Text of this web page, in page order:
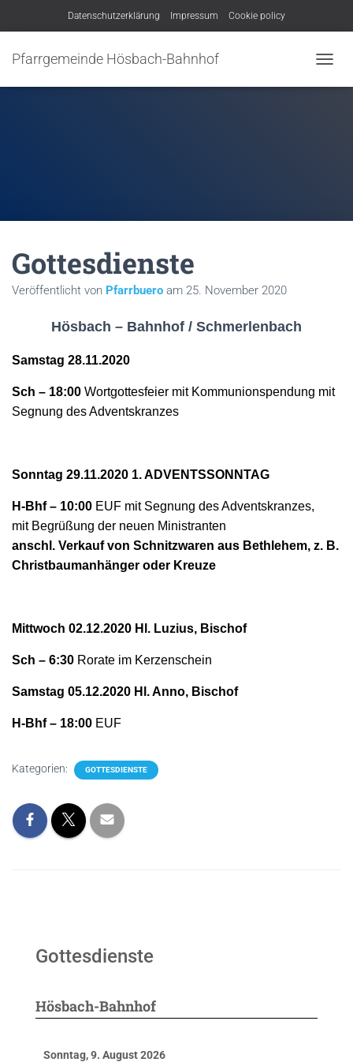
Datenschutzerklärung Impressum Cookie policy
Pfarrgemeinde Hösbach-Bahnhof
A
U
Gottesdienste
Veröffentlicht von Pfarrbuero am 25. November 2020
Hösbach – Bahnhof / Schmerlenbach
Samstag 28.11.2020
Sch – 18:00 Wortgottesfeier mit Kommunionspendung mit
Segnung des Adventskranzes
Sonntag 29.11.2020 1. ADVENTSSONNTAG
H-Bhf – 10:00 EUF mit Segnung des Adventskranzes,
mit Begrüßung der neuen Ministranten
anschl. Verkauf von Schnitzwaren aus Bethlehem, z. B.
Christbaumanhänger oder Kreuze
Mittwoch 02.12.2020 Hl. Luzius, Bischof
Sch – 6:30 Rorate im Kerzenschein
Samstag 05.12.2020 Hl. Anno, Bischof
H-Bhf – 18:00 EUF
Kategorien: GOTTESDIENSTE
Gottesdienste
Hösbach-Bahnhof
Sonntag, 9. August 2026